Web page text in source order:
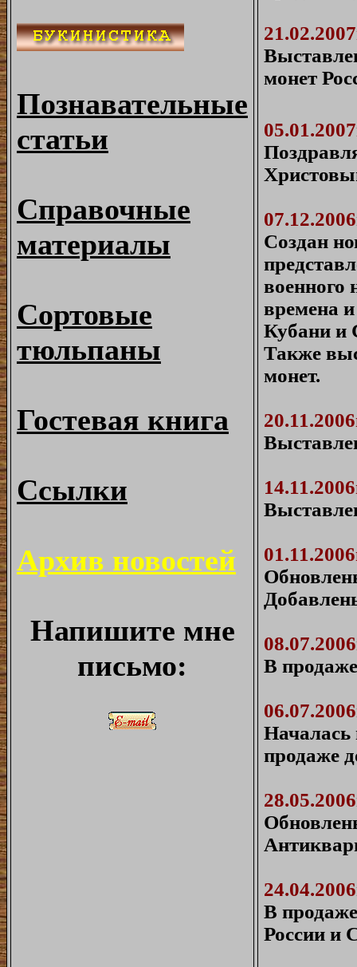
Познавательные
статьи
Справочные
материалы
Сортовые
тюльпаны
Гостевая книга
Ссылки
Архив новостей
Напишите мне
письмо:
монет
Создан
военного
времена
Кубани и
Также
монет.
В
Началась
продаже
В
России и